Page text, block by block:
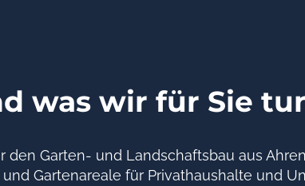
was wir für Sie
den Garten- und Landschaftsbau aus
Gartenareale für Privathaushalte und